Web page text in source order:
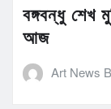
বঙ্গবন্ধু শেখ
আজ
Art News